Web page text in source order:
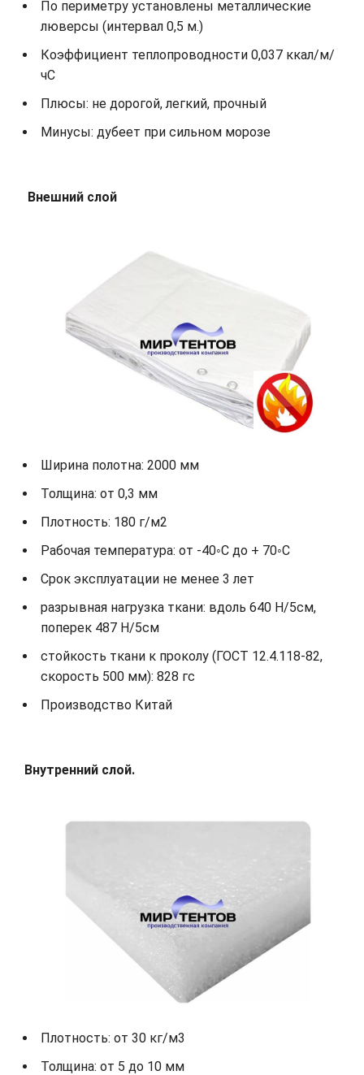
По периметру установлены металлические
люверсы (интервал 0,5 м.)
Коэффициент теплопроводности 0,037 ккал/м/
чС
Плюсы: не дорогой, легкий, прочный
Минусы: дубеет при сильном морозе
Внешний слой
Ширина полотна: 2000 мм
Толщина: от 0,3 мм
Плотность: 180 г/м2
Рабочая температура: от -40◦С до + 70◦С
Срок эксплуатации не менее 3 лет
разрывная нагрузка ткани: вдоль 640 Н/5см,
поперек 487 Н/5см
стойкость ткани к проколу (ГОСТ 12.4.118-82,
скорость 500 мм): 828 гс
Производство Китай
Внутренний слой.
Плотность: от 30 кг/м3
Толщина: от 5 до 10 мм